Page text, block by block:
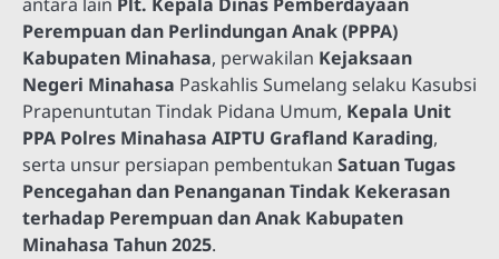
Perempuan dan Perlindungan Anak (PPPA)
Kabupaten Minahasa, perwakilan Kejaksaan
Negeri Minahasa Paskahlis Sumelang selaku Kasubsi
Prapenuntutan Tindak Pidana Umum, Kepala Unit
PPA Polres Minahasa AIPTU Grafland Karading,
serta unsur persiapan pembentukan Satuan Tugas
Pencegahan dan Penanganan Tindak Kekerasan
terhadap Perempuan dan Anak Kabupaten
Minahasa Tahun 2025.